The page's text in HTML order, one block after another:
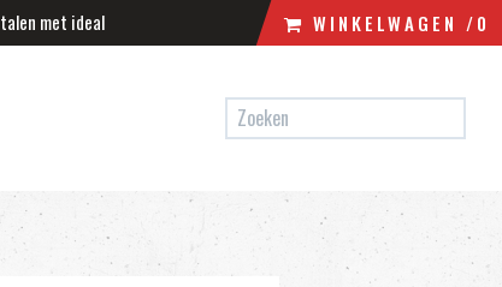
met ideal WINKELWAGEN /0
WINKELWAGEN
UW WINKELWAGEN IS LEEG.
VUL HEM MET PRODUCTEN.